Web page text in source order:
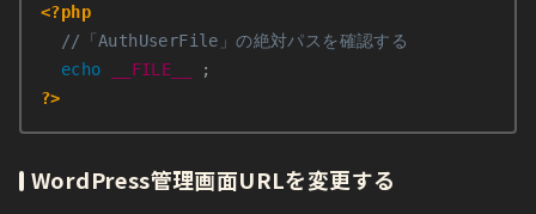
<?php
//「AuthUserFile」の絶対パスを確認する
echo
__FILE__
;
?>
WordPress管理画面URLを変更する